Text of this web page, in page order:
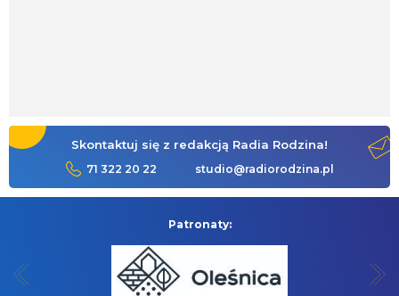
Skontaktuj się z redakcją Radia Rodzina!
71 322 20 22 studio@radiorodzina.pl
Patronaty: